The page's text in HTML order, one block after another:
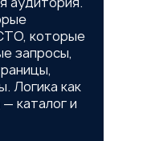
которые
запросы,
Логика как
— каталог и